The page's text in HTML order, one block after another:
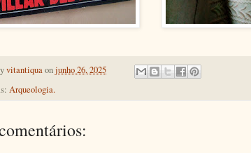
vitantiquaonjunho 26, 2025
Arqueologia.